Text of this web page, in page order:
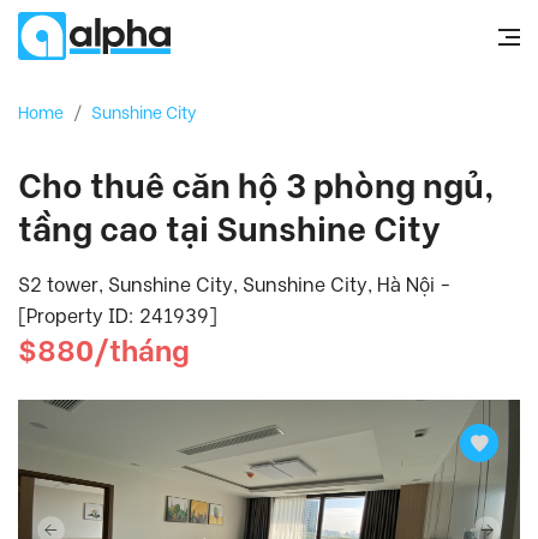
Home / Sunshine City
Cho thuê căn hộ 3 phòng ngủ,
tầng cao tại Sunshine City
S2 tower, Sunshine City, Sunshine City, Hà Nội -
[Property ID: 241939]
$880/tháng